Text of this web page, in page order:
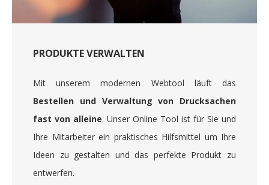
PRODUKTE VERWALTEN
Mit unserem modernen Webtool läuft das
Bestellen und Verwaltung von Drucksachen
fast von alleine. Unser Online Tool ist für Sie und
Ihre Mitarbeiter ein praktisches Hilfsmittel um Ihre
Ideen zu gestalten und das perfekte Produkt zu
entwerfen.